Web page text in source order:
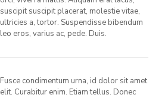
suscipit suscipit placerat, molestie vitae,
ultricies a, tortor. Suspendisse bibendum
leo eros, varius ac, pede. Duis.
Fusce condimentum urna, id dolor sit amet
elit. Curabitur enim. Etiam tellus. Donec